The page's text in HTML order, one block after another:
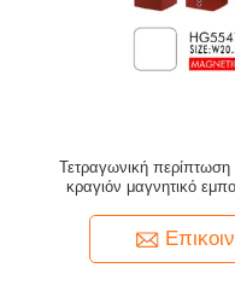
Τετραγωνική
κραγιόν μαγνητικό